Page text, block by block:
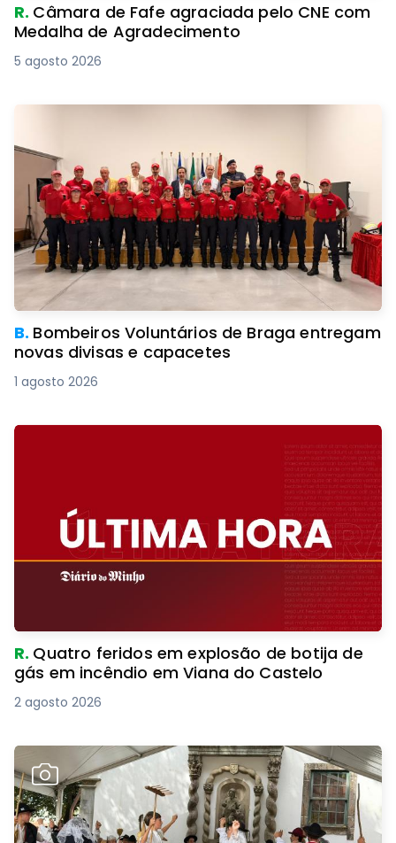
R. Câmara de Fafe agraciada pelo CNE com
Medalha de Agradecimento
5 agosto 2026
B. Bombeiros Voluntários de Braga entregam
novas divisas e capacetes
1 agosto 2026
R. Quatro feridos em explosão de botija de
gás em incêndio em Viana do Castelo
2 agosto 2026